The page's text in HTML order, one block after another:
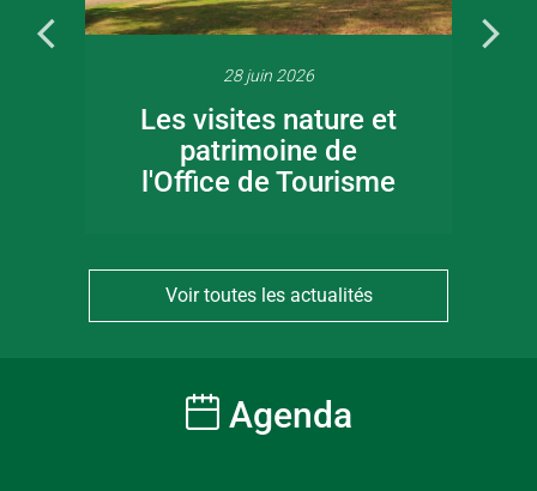
28 juin 2026
Les visites nature et
patrimoine de
l'Office de Tourisme
Voir toutes les actualités
Agenda